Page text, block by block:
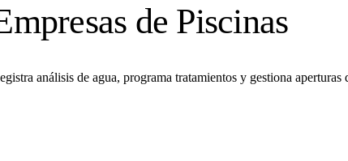
de Piscinas
análisis de agua, programa tratamientos y gestiona aperturas